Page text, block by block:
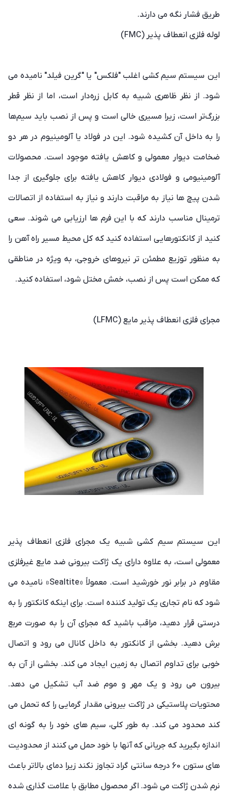
طریق فشار نگه می دارند.
لوله فلزی انعطاف پذیر (FMC)
این سیستم سیم کشی اغلب "فلکس" یا "گرین فیلد" نامیده می
شود. از نظر ظاهری شبیه به کابل زره‌دار است، اما از نظر قطر
بزرگ‌تر است، زیرا مسیری خالی است و پس از نصب باید سیم‌ها
را به داخل آن کشیده شود. این در فولاد یا آلومینیوم در هر دو
ضخامت دیوار معمولی و کاهش یافته موجود است. محصولات
آلومینیومی و فولادی دیوار کاهش یافته برای جلوگیری از جدا
شدن پیچ ها نیاز به مراقبت دارند و نیاز به استفاده از اتصالات
ترمینال مناسب دارند که با این فرم ها ارزیابی می شوند. سعی
کنید از کانکتورهایی استفاده کنید که کل محیط مسیر راه آهن را
به منظور توزیع مطمئن تر نیروهای خروجی، به ویژه در مناطقی
که ممکن است پس از نصب، خمش مختل شود، استفاده کنید.
مجرای فلزی انعطاف پذیر مایع (LFMC)
این سیستم سیم کشی شبیه یک مجرای فلزی انعطاف پذیر
معمولی است، به علاوه دارای یک ژاکت بیرونی ضد مایع غیرفلزی
مقاوم در برابر نور خورشید است. معمولاً «Sealtite» نامیده می
شود که نام تجاری یک تولید کننده است. برای اینکه کانکتور را به
درستی قرار دهید، مراقب باشید که مجرای آن را به صورت مربع
برش دهید. بخشی از کانکتور به داخل کانال می رود و اتصال
خوبی برای تداوم اتصال به زمین ایجاد می کند. بخشی از آن به
بیرون می رود و یک مهر و موم ضد آب تشکیل می دهد.
محتویات پلاستیکی در ژاکت بیرونی مقدار گرمایی را که تحمل می
کند محدود می کند. به طور کلی، سیم های خود را به گونه ای
اندازه بگیرید که جریانی که آنها با خود حمل می کنند از محدودیت
های ستون 60 درجه سانتی گراد تجاوز نکند زیرا دمای بالاتر باعث
نرم شدن ژاکت می شود. اگر محصول مطابق با علامت گذاری شده